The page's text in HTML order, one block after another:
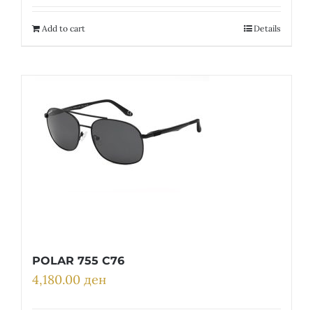
Add to cart Details
POLAR 755 C76
4,180.00 ден